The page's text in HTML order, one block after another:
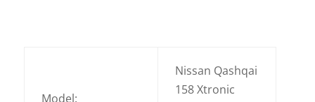
Model:
Nissan Qashqai
158 Xtronic